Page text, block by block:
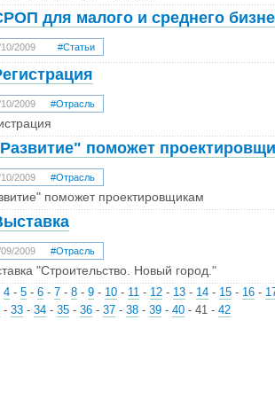
для малого и среднего
2009 #Статьи
2009 #Отрасль
поможет
2009 #Отрасль
поможет проектировщикам
2009 #Отрасль
"Строительство. Новый город."
4 - 5 - 6 - 7 - 8 - 9 - 10 - 11 - 12 - 13 - 14 - 15 - 16 -
- 33 - 34 - 35 - 36 - 37 - 38 - 39 - 40 - 41 - 42